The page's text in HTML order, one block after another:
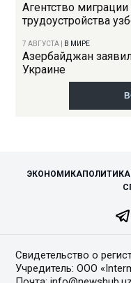
Агентство
трудоустройства
7 АВГУСТА В МИРЕ
Азербайджан
Украине
ЭКОНОМИКАПОЛИТИКА
Свидетельство о
Учредитель: ООО